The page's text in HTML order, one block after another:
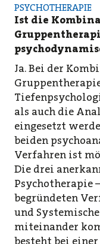
PSYCHOTHERAPIE
Ist die
Ja. Bei der
als auch die
eingesetzt
beiden
Verfahren ist
Die drei
Psychotherapie
begründeten
und
miteinander
besteht bei